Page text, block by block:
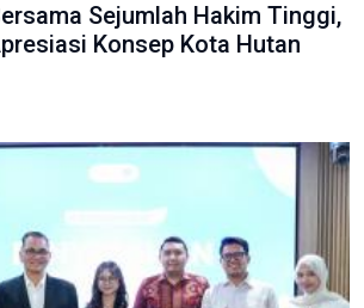
Sejumlah Hakim Tinggi,
Konsep Kota Hutan